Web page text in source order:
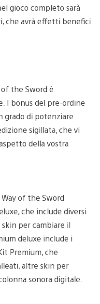
gioco completo sarà
che avrà effetti benefici
the Sword è
I bonus del pre-ordine
grado di potenziare
sigillata, che vi
della vostra
Way of the Sword
che include diversi
per cambiare il
deluxe include i
Premium, che
altre skin per
sonora digitale.